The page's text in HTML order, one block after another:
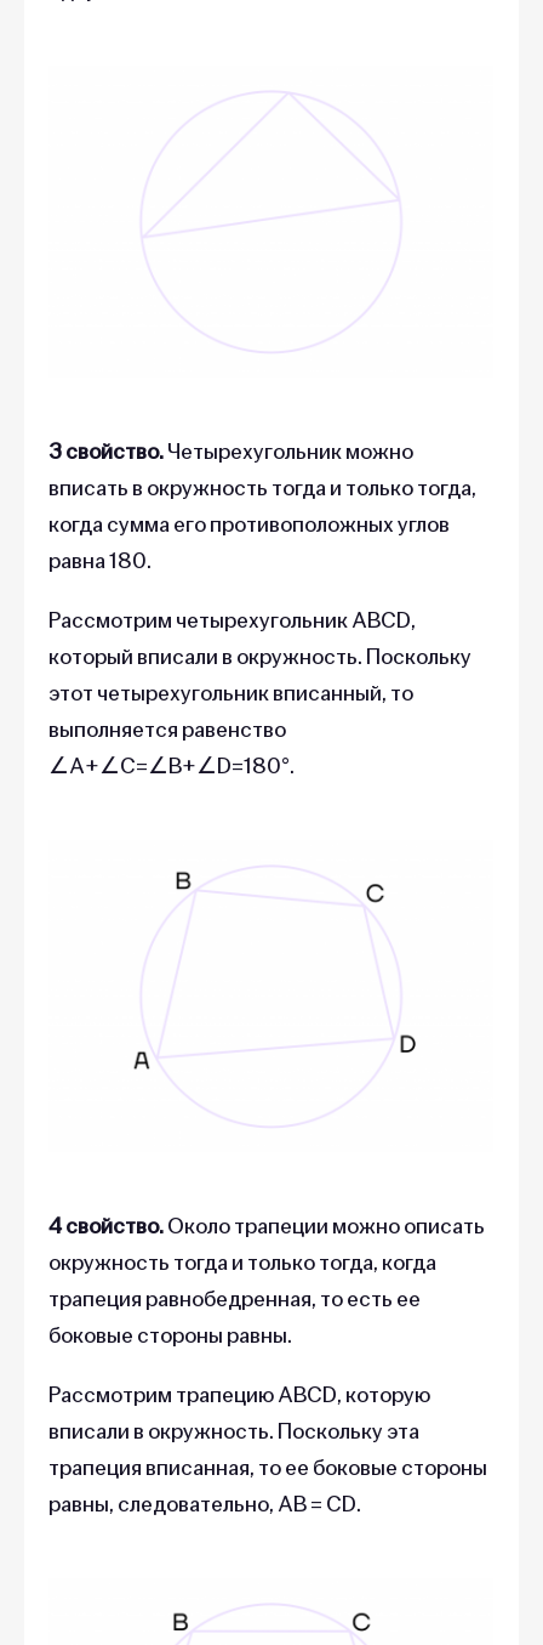
3 свойство.Четырехугольник можно
вписать в окружность тогда и только тогда,
когда сумма его противоположных углов
равна 180.
Рассмотрим четырехугольник ABCD,
который вписали в окружность. Поскольку
этот четырехугольник вписанный, то
выполняется равенство
∠A+∠C=∠B+∠D=180°.
4 свойство.Около трапеции можно описать
окружность тогда и только тогда, когда
трапеция равнобедренная, то есть ее
боковые стороны равны.
Рассмотрим трапецию ABCD, которую
вписали в окружность. Поскольку эта
трапеция вписанная, то ее боковые стороны
равны, следовательно, АВ = CD.